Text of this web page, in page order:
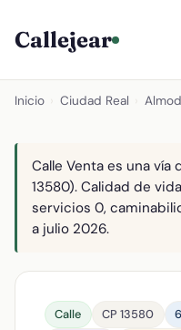
Callejear
Inicio Ciudad Real
Calle Venta es una vía
13580). Calidad de
servicios 0,
a julio 2026.
Calle CP 13580